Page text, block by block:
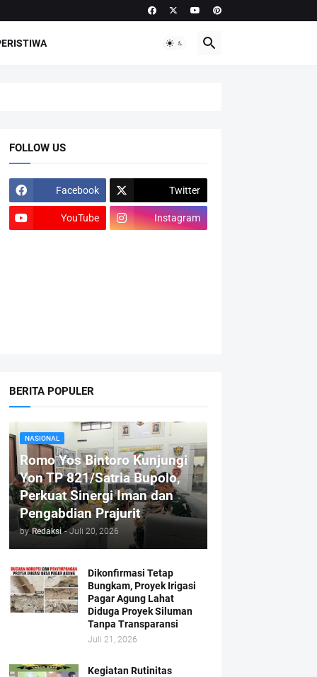
FOLLOW US
Facebook Twitter
YouTube Instagram
BERITA POPULER
NASIONAL
Romo Yos Bintoro Kunjungi
Yon TP 821/Satria Bupolo,
Perkuat Sinergi Iman dan
Pengabdian Prajurit
by Redaksi - Juli 20, 2026
Dikonfirmasi Tetap
Bungkam, Proyek Irigasi
Pagar Agung Lahat
Diduga Proyek Siluman
Tanpa Transparansi
Juli 21, 2026
Kegiatan Rutinitas